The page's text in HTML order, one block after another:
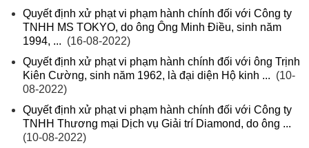
Quyết định xử phạt vi phạm hành chính đối với Công ty
TNHH MS TOKYO, do ông Ông Minh Điều, sinh năm
1994, ... (16-08-2022)
Quyết định xử phạt vi phạm hành chính đối với ông Trịnh
Kiên Cường, sinh năm 1962, là đại diện Hộ kinh ... (10-
08-2022)
Quyết định xử phạt vi phạm hành chính đối với Công ty
TNHH Thương mại Dịch vụ Giải trí Diamond, do ông ...
(10-08-2022)